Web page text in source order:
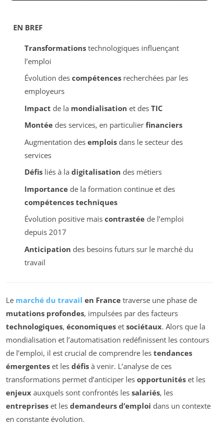
EN BREF
Transformationstechnologiques influençant
l’emploi
Évolution des compétencesrecherchées par les
employeurs
Impact de la mondialisation et des TIC
Montéedes services, en particulier financiers
Augmentation des emploisdans le secteur des
services
Défisliés à la digitalisation des métiers
Importancede la formation continue et des
compétences techniques
Évolution positive mais contrastéede l’emploi
depuis 2017
Anticipation des besoins futurs sur le marché du
travail
Le marché du travail en France traverse une phase de
mutations profondes, impulsées par des facteurs
technologiques, économiques et sociétaux. Alors que la
mondialisation et l’automatisation redéfinissent les contours
de l’emploi, il est crucial de comprendre les tendances
émergentes et les défis à venir. L’analyse de ces
transformations permet d’anticiper les opportunités et les
enjeux auxquels sont confrontés les salariés, les
entreprises et les demandeurs d’emploi dans un contexte
en constante évolution.